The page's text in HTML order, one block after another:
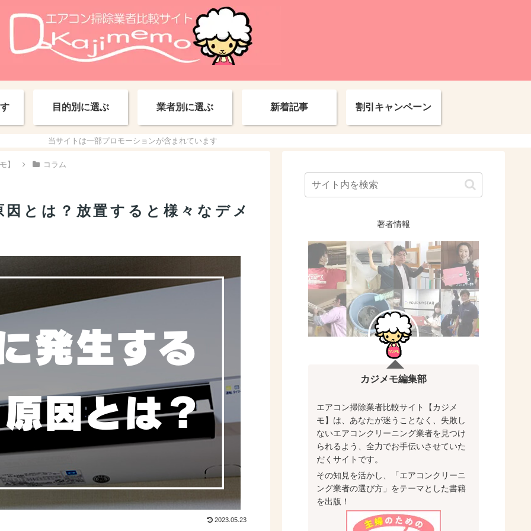
目的別に選ぶ 業者別に選ぶ 新着記事 割引キャンペーン
当サイトは一部プロモーションが含まれています
】 コラム
とは？放置すると様々なデメ
2023.05.23
著者情報
カジメモ編集部
エアコン掃除業者比較サイト【カジメ
モ】は、あなたが迷うことなく、失敗し
ないエアコンクリーニング業者を見つけ
られるよう、全力でお手伝いさせていた
だくサイトです。
その知見を活かし、「エアコンクリーニ
ング業者の選び方」をテーマとした書籍
を出版！